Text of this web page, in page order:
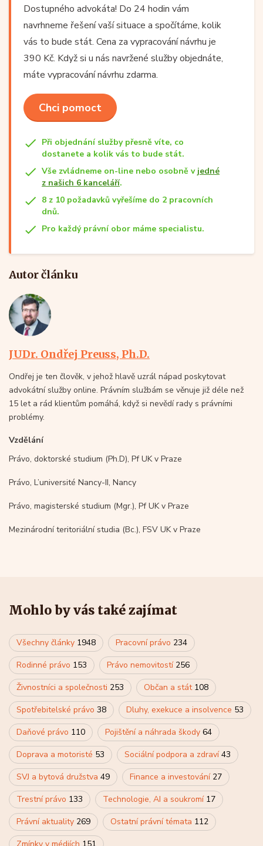
Dostupného advokáta! Do 24 hodin vám
navrhneme řešení vaší situace a spočítáme, kolik
vás to bude stát. Cena za vypracování návrhu je
390 Kč. Když si u nás navržené služby objednáte,
máte vypracování návrhu zdarma.
Chci pomoct
Při objednání služby přesně víte, co
dostanete a kolik vás to bude stát.
Vše zvládneme on-line nebo osobně v jedné
z našich 6 kanceláří.
8 z 10 požadavků vyřešíme do 2 pracovních
dnů.
Pro každý právní obor máme specialistu.
Autor článku
JUDr. Ondřej Preuss, Ph.D.
Ondřej je ten člověk, v jehož hlavě uzrál nápad poskytovat
advokátní služby online. Právním službám se věnuje již déle než
15 let a rád klientům pomáhá, když si nevědí rady s právními
problémy.
Vzdělání
Právo, doktorské studium (Ph.D), Pf UK v Praze
Právo, L’université Nancy-II, Nancy
Právo, magisterské studium (Mgr.), Pf UK v Praze
Mezinárodní teritoriální studia (Bc.), FSV UK v Praze
Mohlo by vás také zajímat
Všechny články 1948 Pracovní právo 234
Rodinné právo 153 Právo nemovitostí 256
Živnostníci a společnosti 253 Občan a stát 108
Spotřebitelské právo 38 Dluhy, exekuce a insolvence 53
Daňové právo 110 Pojištění a náhrada škody 64
Doprava a motoristé 53 Sociální podpora a zdraví43
SVJ a bytová družstva 49 Finance a investování 27
Trestní právo 133 Technologie, AI a soukromí 17
Právní aktuality 269 Ostatní právní témata 112
Zmínky v médiích 151